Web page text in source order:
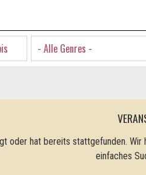
- Alle Genres -
oder hat bereits stattgefunden.
einfaches